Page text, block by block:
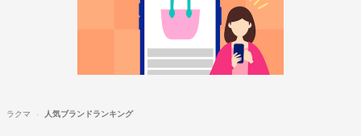
ラクマ 人気ブランドランキング